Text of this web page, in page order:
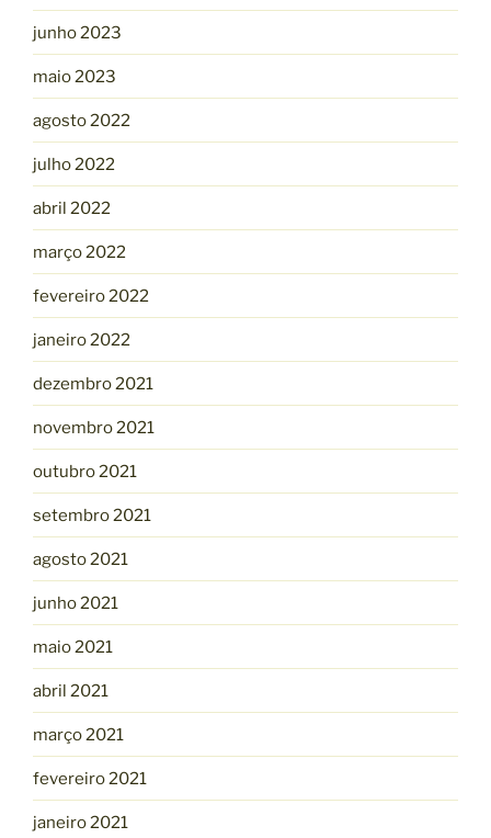
junho 2023
maio 2023
agosto 2022
julho 2022
abril 2022
março 2022
fevereiro 2022
janeiro 2022
dezembro 2021
novembro 2021
outubro 2021
setembro 2021
agosto 2021
junho 2021
maio 2021
abril 2021
março 2021
fevereiro 2021
janeiro 2021